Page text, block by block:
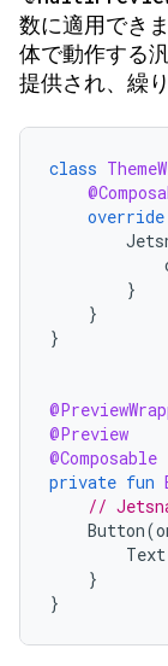
数に適用でき
体で動作する
提供され、繰
class
override
}
}
}
@Preview
@Composable
private fun
//
Button(
Text
}
}